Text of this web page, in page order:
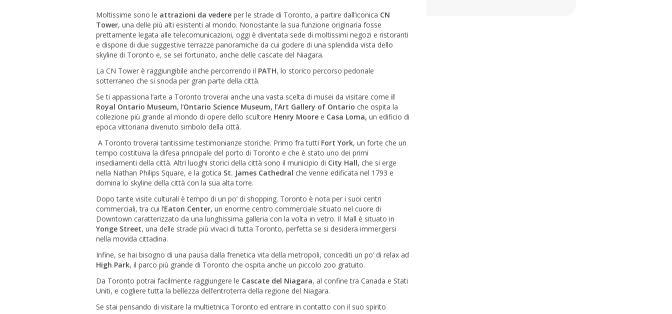
Moltissime sono le attrazioni da vedere per le strade di Toronto, a partire dall’iconica CN
Tower, una delle più alti esistenti al mondo. Nonostante la sua funzione originaria fosse
prettamente legata alle telecomunicazioni, oggi è diventata sede di moltissimi negozi e ristoranti
e dispone di due suggestive terrazze panoramiche da cui godere di una splendida vista dello
skyline di Toronto e, se sei fortunato, anche delle cascate del Niagara.
La CN Tower è raggiungibile anche percorrendo il PATH, lo storico percorso pedonale
sotterraneo che si snoda per gran parte della città.
Se ti appassiona l’arte a Toronto troverai anche una vasta scelta di musei da visitare come il
Royal Ontario Museum, l’Ontario Science Museum, l’Art Gallery of Ontario che ospita la
collezione più grande al mondo di opere dello scultore Henry Moore e Casa Loma, un edificio di
epoca vittoriana divenuto simbolo della città.
A Toronto troverai tantissime testimonianze storiche. Primo fra tutti Fort York, un forte che un
tempo costituiva la difesa principale del porto di Toronto e che è stato uno dei primi
insediamenti della città. Altri luoghi storici della città sono il municipio di City Hall, che si erge
nella Nathan Philips Square, e la gotica St. James Cathedral che venne edificata nel 1793 e
domina lo skyline della città con la sua alta torre.
Dopo tante visite culturali è tempo di un po’ di shopping. Toronto è nota per i suoi centri
commerciali, tra cui l’Eaton Center, un enorme centro commerciale situato nel cuore di
Downtown caratterizzato da una lunghissima galleria con la volta in vetro. Il Mall è situato in
Yonge Street, una delle strade più vivaci di tutta Toronto, perfetta se si desidera immergersi
nella movida cittadina.
Infine, se hai bisogno di una pausa dalla frenetica vita della metropoli, concediti un po’ di relax ad
High Park, il parco più grande di Toronto che ospita anche un piccolo zoo gratuito.
Da Toronto potrai facilmente raggiungere le Cascate del Niagara, al confine tra Canada e Stati
Uniti, e cogliere tutta la bellezza dell’entroterra della regione del Niagara.
Se stai pensando di visitare la multietnica Toronto ed entrare in contatto con il suo spirito